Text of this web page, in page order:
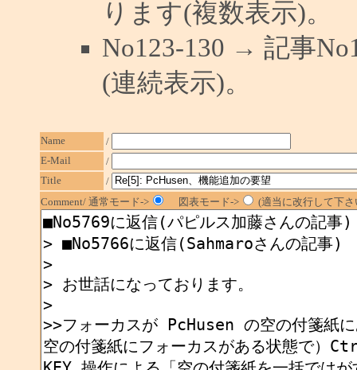
ります(複数表示)。
No123-130 → 記事
(連続表示)。
Name
/
E-Mail
/
Title
/
Comment/ 通常モード->
図表モード-> (適当に改行して下